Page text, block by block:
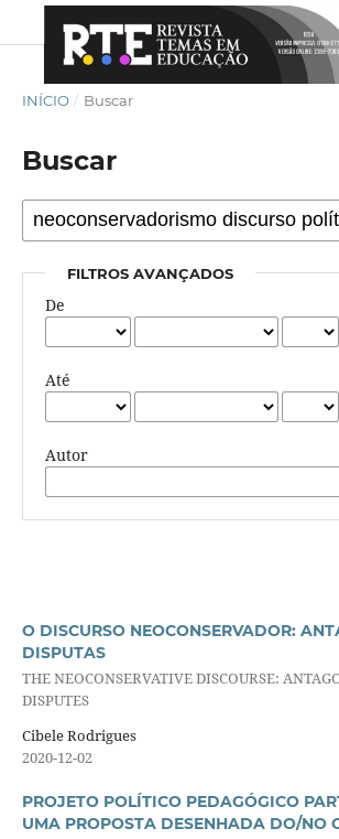
INÍCIO / Buscar
Buscar
FILTROS AVANÇADOS
De
Até
Autor
O DISCURSO NEOCONSERVADOR:
DISPUTAS
THE NEOCONSERVATIVE DISCOURSE:
DISPUTES
Cibele Rodrigues
2020-12-02
PROJETO POLÍTICO PEDAGÓGICO
UMA PROPOSTA DESENHADA DO/NO